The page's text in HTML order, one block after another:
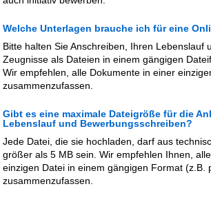
Welche Unterlagen brauche ich für eine
Bitte halten Sie Anschreiben, Ihren Lebenslauf
Zeugnisse als Dateien in einem gängigen
Wir empfehlen, alle Dokumente in einer
zusammenzufassen.
Gibt es eine maximale Dateigröße für die
Lebenslauf und Bewerbungsschreiben?
Jede Datei, die sie hochladen, darf aus
größer als 5 MB sein. Wir empfehlen Ihnen,
einzigen Datei in einem gängigen Format (z.B.
zusammenzufassen.